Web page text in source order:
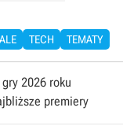
TECH TEMATY
2026 roku
premiery